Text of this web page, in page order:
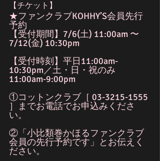
【チケット】
★ファンクラブKOHHY’S会員先行
予約
【受付期間】7/6(土) 11:00am 〜
7/12(金) 10:30pm
【受付時刻】平日11:00am-
10:30pm／土・日・祝のみ
11:00am-9:00pm
①コットンクラブ［ 03-3215-1555
］までお電話でお申込みくださ
い。
②「小比類巻かほるファンクラブ
会員の先行予約です」とお伝えく
ださい。